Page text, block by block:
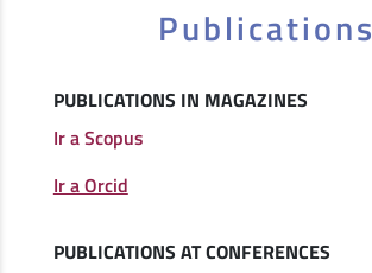
Publications
PUBLICATIONS IN MAGAZINES
Ir a Scopus
Ir a Orcid
PUBLICATIONS AT CONFERENCES